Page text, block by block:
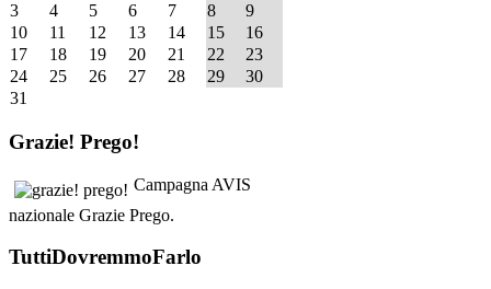
3
4 5 6 7 8
9
10
11 12 13 14 15
16
17
18 19 20 21 22
23
24
25 26 27 28 29
30
31
Grazie! Prego!
Campagna AVIS
nazionale Grazie Prego.
TuttiDovremmoFarlo